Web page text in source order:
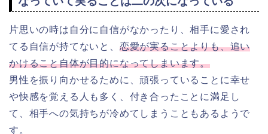
片思いの時は自分に自信がなかったり、相手に愛され
てる自信が持てないと、 恋愛が実ることよりも、追い
かけること自体が目的になってしまいます。
男性を振り向かせるために、頑張っていることに幸せ
や快感を覚える人も多く、付き合ったことに満足し
て、相手への気持ちが冷めてしまうこともあるようで
す。